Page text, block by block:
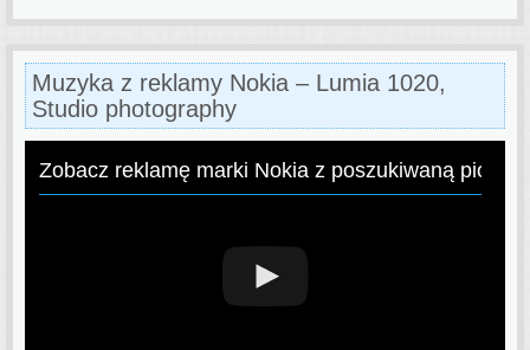
Muzyka z reklamy Nokia – Lumia 1020,
Studio photography
Zobacz reklamę marki Nokia z poszukiwaną